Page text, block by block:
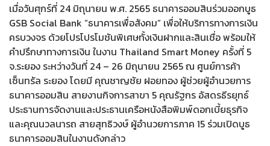
เมื่อวันศุกร์ที่ 24 มิถุนายน พ.ศ. 2565 ธนาคารออมสินร่วมออกบูธ
GSB Social Bank “ธนาคารเพื่อสังคม” เพื่อให้บริการทางการเงิน
ครบวงจร ด้วยโปรโปรโมชันพิเศษทั้งเงินฝากและสินเชื่อ พร้อมให้
คำปรึกษาทางการเงิน ในงาน Thailand Smart Money ครั้งที่ 5
จ.ระยอง ระหว่างวันที่ 24 – 26 มิถุนายน 2565 ณ ศูนย์การค้า
เซ็นทรัล ระยอง โดยมี คุณชาญชัย ฝอยทอง ผู้ช่วยผู้อำนวยการ
ธนาคารออมสิน สายงานกิจการสาขา 5 คุณรัฐกร อัสดรธีรยุทธ์
ประธานการจัดงานและประธานเครือหนังสือพิมพ์ดอกเบี้ยธุรกิจ
และคุณนวลนารถ สายสุทธิวงษ์ ผู้อำนวยการภาค 15 ร่วมเปิดบูธ
ธนาคารออมสินในงานดังกล่าว